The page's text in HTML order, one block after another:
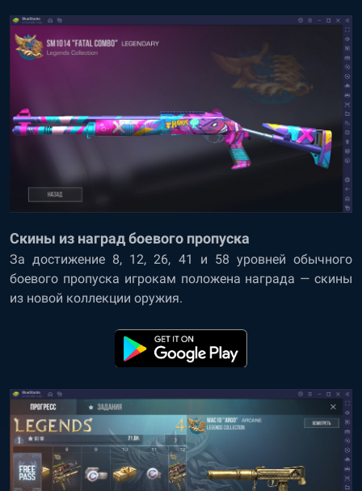
Скины из наград боевого пропуска
За достижение 8, 12, 26, 41 и 58 уровней обычного
боевого пропуска игрокам положена награда — скины
из новой коллекции оружия.